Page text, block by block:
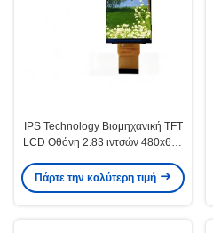
IPS Technology Βιομηχανική TFT
LCD Οθόνη 2.83 ιντσών 480x640
LCD
Πάρτε την καλύτερη τιμή